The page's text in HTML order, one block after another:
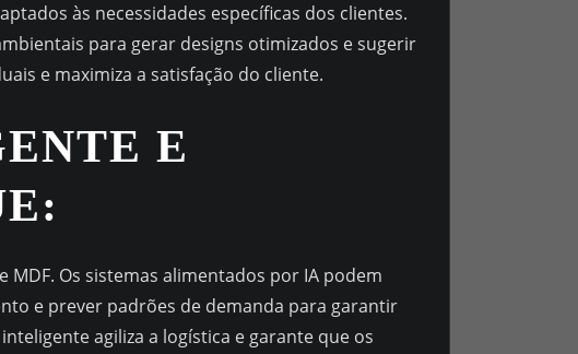
às necessidades específicas dos clientes.
para gerar designs otimizados e sugerir
e maximiza a satisfação do cliente.
E
Os sistemas alimentados por IA podem
e prever padrões de demanda para garantir
agiliza a logística e garante que os